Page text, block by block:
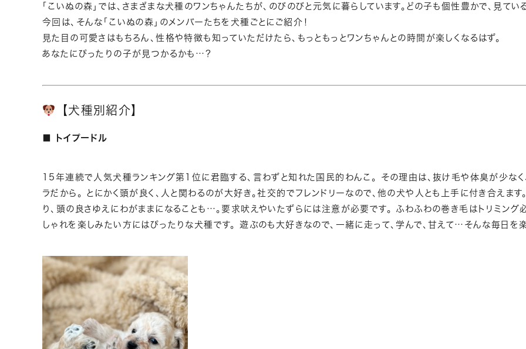
「こいぬの森」では、さまざまな犬種のワンちゃんたちが、のびのびと元気に暮らしています。どの子も個性豊かで、見てい
今回は、そんな「こいぬの森」のメンバーたちを犬種ごとにご紹介！
見た目の可愛さはもちろん、性格や特徴も知っていただけたら、もっともっとワンちゃんとの時間が楽しくなるはず。
あなたにぴったりの子が見つかるかも…？
【犬種別紹介】
■ トイプードル
15年連続で人気犬種ランキング第1位に君臨する、言わずと知れた国民的わんこ。 その理由は、抜け毛や体臭が少なく
ラだから。 とにかく頭が良く、人と関わるのが大好き。社交的でフレンドリーなので、他の犬や人とも上手に付き合えま
り、頭の良さゆえにわがままになることも…。要求吠えやいたずらには注意が必要です。 ふわふわの巻き毛はトリミング
しゃれを楽しみたい方にはぴったりな犬種です。 遊ぶのも大好きなので、一緒に走って、学んで、甘えて…そんな毎日を